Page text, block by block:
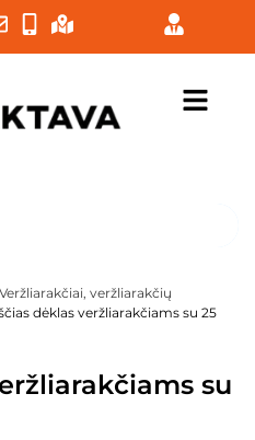
Veržliarakčiai, veržliarakčių
dėklas veržliarakčiams su 25
su